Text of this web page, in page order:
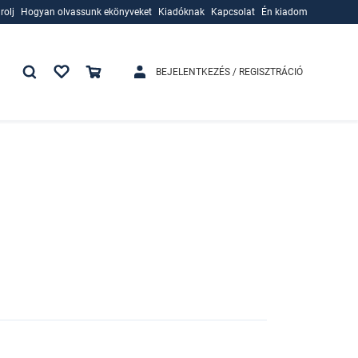
Hogyan olvassunk ekönyveket
Kiadóknak
Kapcsolat Én kiadom
BEJELENTKEZÉS / REGISZTRÁCIÓ